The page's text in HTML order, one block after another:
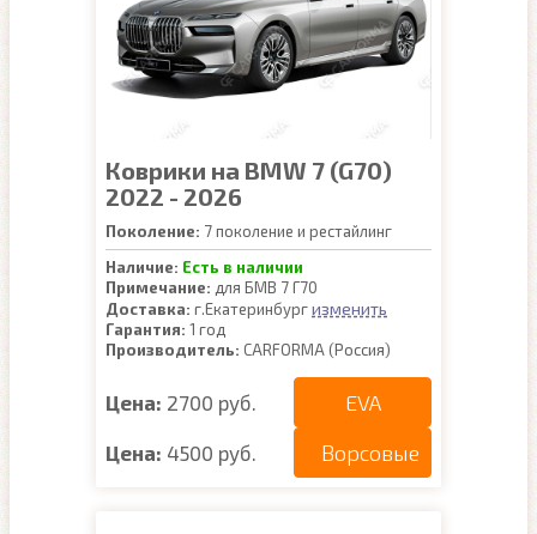
Коврики на BMW 7 (G70)
2022 - 2026
Поколение: 7 поколение и рестайлинг
Наличие: Есть в наличии
Примечание: для БМВ 7 Г70
Доставка: г.Екатеринбургизменить
Гарантия: 1 год
Производитель: CARFORMA (Россия)
Цена: 2700 руб. EVA
Цена: 4500 руб. Ворсовые